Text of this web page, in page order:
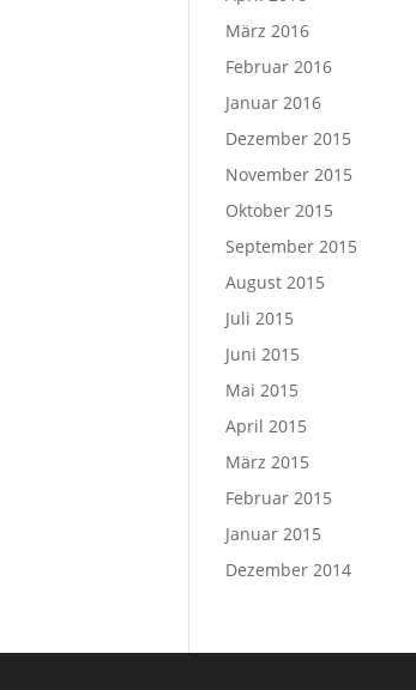
März 2016
Februar 2016
Januar 2016
Dezember 2015
November 2015
Oktober 2015
September 2015
August 2015
Juli 2015
Juni 2015
Mai 2015
April 2015
März 2015
Februar 2015
Januar 2015
Dezember 2014